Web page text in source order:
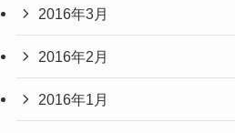
2016年3月
2016年2月
2016年1月